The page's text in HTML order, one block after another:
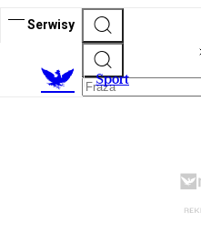
Serwisy
Sport